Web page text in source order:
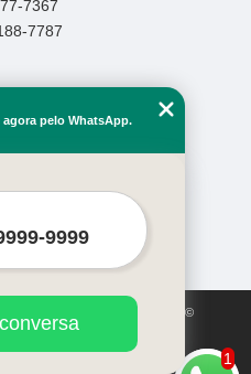
7367
7787
de direitos autorais. Copyright©
02/1998)
1
agora pelo WhatsApp.